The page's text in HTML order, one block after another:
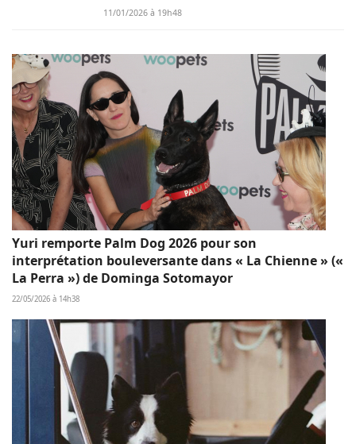
11/01/2026 à 19h48
Yuri remporte Palm Dog 2026 pour son
interprétation bouleversante dans « La Chienne » («
La Perra ») de Dominga Sotomayor
22/05/2026 à 14h38